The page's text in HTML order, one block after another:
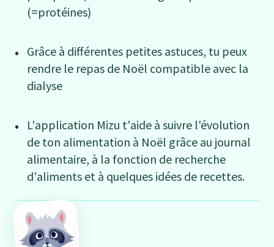
(=protéines)
Grâce à différentes petites astuces, tu peux
rendre le repas de Noël compatible avec la
dialyse
L'application Mizu t'aide à suivre l'évolution
de ton alimentation à Noël grâce au journal
alimentaire, à la fonction de recherche
d'aliments et à quelques idées de recettes.